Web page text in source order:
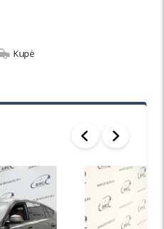
Kupė
52